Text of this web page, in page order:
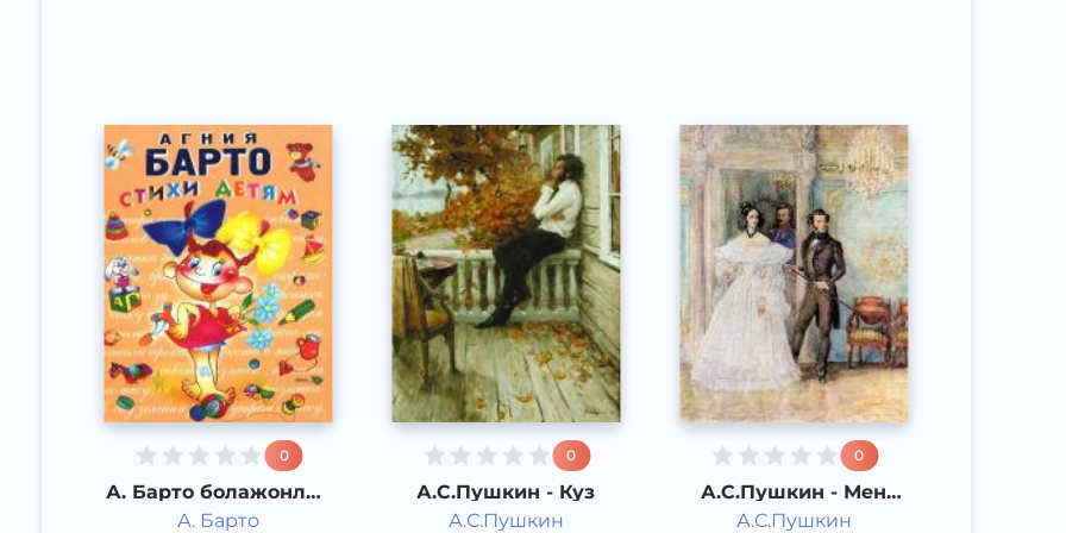
0
А. Барто болажонлар
учун шеърлар
А. Барто
0
А.С.Пушкин - Куз
А.С.Пушкин
0
А.С.Пушкин - Мен
сизни севаман
А.С.Пушкин